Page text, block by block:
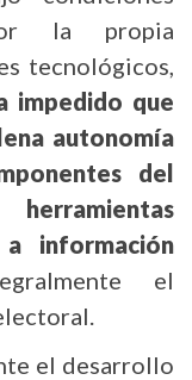
la propia
tecnológicos,
impedido que
autonomía
del
información
el
el desarrollo